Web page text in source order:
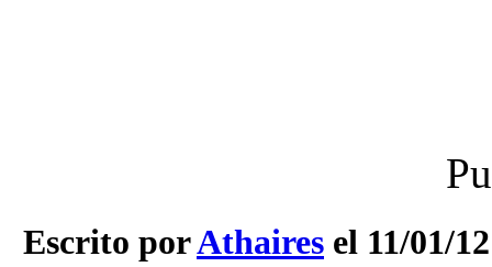
Escrito porAthaires el 11/01/12